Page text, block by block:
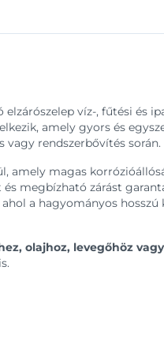
víz-, fűtési és
amely gyors és
vagy rendszerbővítés során.
amely magas
megbízható zárást
ahol a hagyományos hosszú
olajhoz, levegőhöz vagy